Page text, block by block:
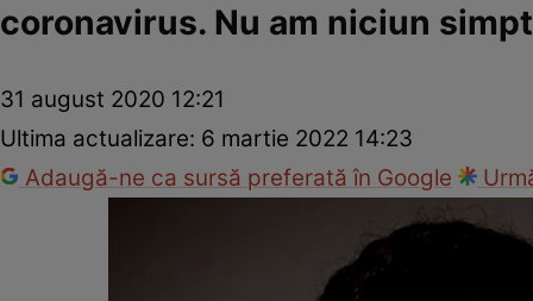
coronavirus. Nu am niciun
31 august 2020 12:21
Ultima actualizare: 6 martie 2022 14:23
Adaugă-ne ca sursă preferată în Google